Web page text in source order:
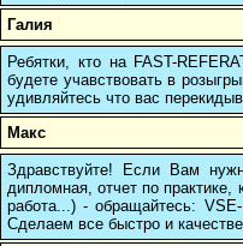
Галия
Ребятки, кто на FAST-
будете учавствовать в
удивляйтесь что вас
Макс
Здравствуйте! Если Вам
дипломная, отчет по
работа...) - обращайтесь:
Сделаем все быстро и